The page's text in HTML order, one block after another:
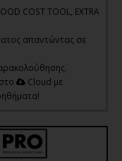
COST TOOL, EXTRA
απαντώντας σε
Cloud με